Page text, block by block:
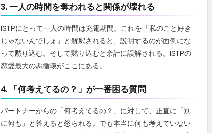
3. 一人の時間を奪われると関係が壊れる
ISTPにとって一人の時間は充電期間。これを「私のこと好き
じゃないんでしょ」と解釈されると、説明するのが面倒にな
って黙り込む。そして黙り込むと余計に誤解される。ISTPの
恋愛最大の悪循環がここにある。
4. 「何考えてるの？」が一番困る質問
パートナーからの「何考えてるの？」に対して、正直に「別
に何も」と答えると怒られる。でも本当に何も考えていない